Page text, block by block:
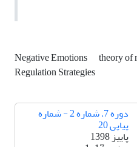
Negative Emotions theory of
Regulation Strategies
دوره 7، شماره 2 - شماره
پیاپی 20
پاییز 1398